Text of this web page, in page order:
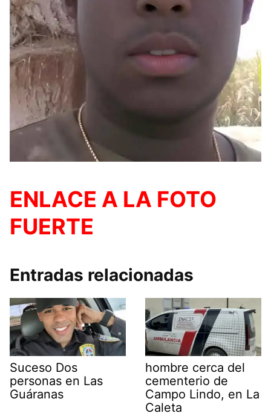
ENLACE A LA FOTO
FUERTE
Entradas relacionadas
Suceso Dos
personas en Las
Guáranas
hombre cerca del
cementerio de
Campo Lindo, en La
Caleta